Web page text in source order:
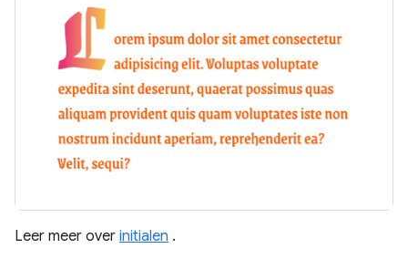
Leer meer over initialen .